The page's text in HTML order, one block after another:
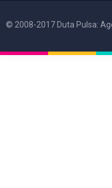
© 2008-2017 Duta Pulsa: